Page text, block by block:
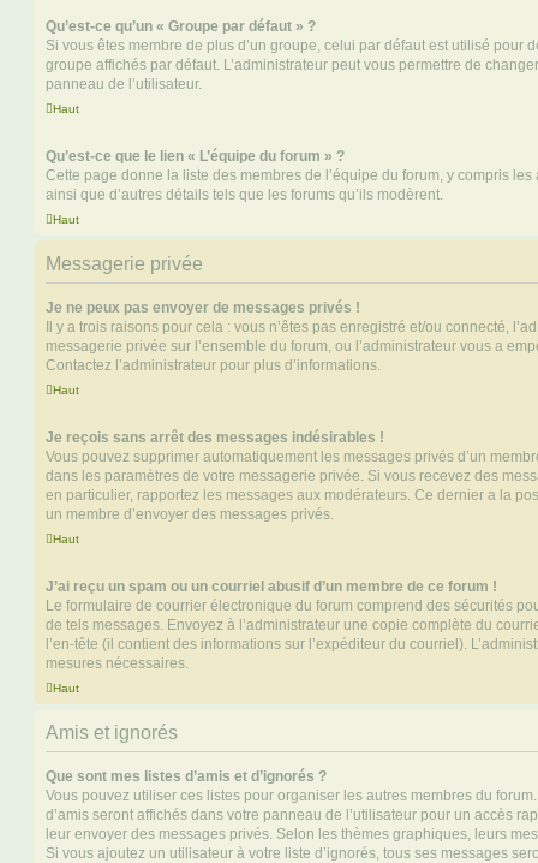
Qu’est-ce qu’un « Groupe par défaut » ?
Si vous êtes membre de plus d’un groupe, celui par défaut est utilisé pour
groupe affichés par défaut. L’administrateur peut vous permettre de
panneau de l’utilisateur.
Haut
Qu’est-ce que le lien « L’équipe du forum » ?
Cette page donne la liste des membres de l’équipe du forum, y compris
ainsi que d’autres détails tels que les forums qu’ils modèrent.
Haut
Messagerie privée
Je ne peux pas envoyer de messages privés !
Il y a trois raisons pour cela : vous n’êtes pas enregistré et/ou connecté,
messagerie privée sur l’ensemble du forum, ou l’administrateur vous a
Contactez l’administrateur pour plus d’informations.
Haut
Je reçois sans arrêt des messages indésirables !
Vous pouvez supprimer automatiquement les messages privés d’un
dans les paramètres de votre messagerie privée. Si vous recevez des
en particulier, rapportez les messages aux modérateurs. Ce dernier a la
un membre d’envoyer des messages privés.
Haut
J’ai reçu un spam ou un courriel abusif d’un membre de ce forum !
Le formulaire de courrier électronique du forum comprend des sécurités
de tels messages. Envoyez à l’administrateur une copie complète du
l’en-tête (il contient des informations sur l’expéditeur du courriel).
mesures nécessaires.
Haut
Amis et ignorés
Que sont mes listes d’amis et d’ignorés ?
Vous pouvez utiliser ces listes pour organiser les autres membres du
d’amis seront affichés dans votre panneau de l’utilisateur pour un accès
leur envoyer des messages privés. Selon les thèmes graphiques, leurs
Si vous ajoutez un utilisateur à votre liste d’ignorés, tous ses messages